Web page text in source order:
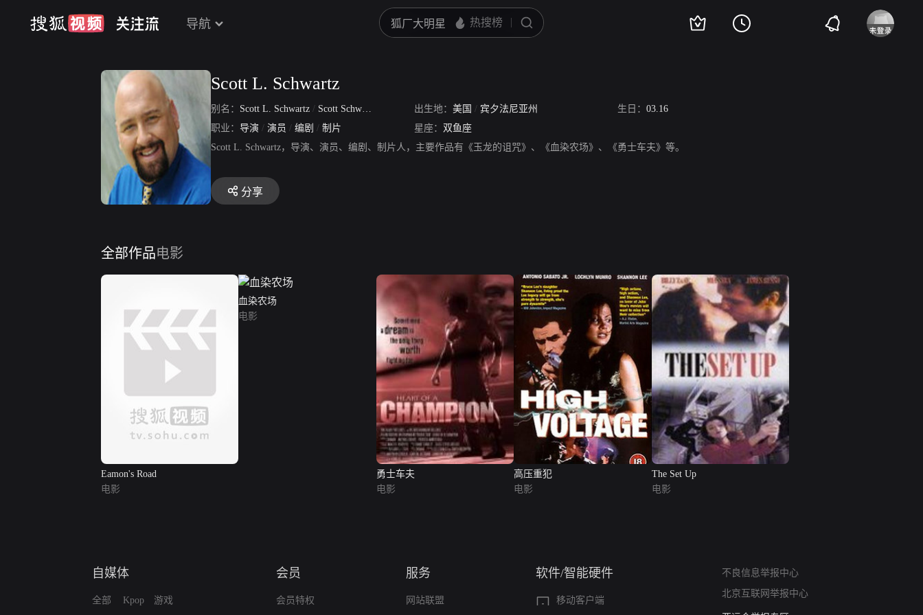
导航
Scott L. Schwartz
别名： Scott L. Schwartz / Scott Schwartz 出生地： 美国 / 宾夕法尼亚州 生日： 03.16
职业： 导演 / 演员 / 编剧 / 制片 星座： 双鱼座
Scott L. Schwartz，导演、演员、编剧、制片人，主要作品有《玉龙的诅咒》、《血染农场》、《勇士车夫》等。
分享
全部作品电影
Eamon's Road
电影
血染农场
电影
勇士车夫
电影
高压重犯
电影
The Set Up
电影
自媒体
全部 Kpop 游戏
会员
会员特权
服务
网站联盟
软件/智能硬件
移动客户端
不良信息举报中心
北京互联网举报中心
算法推荐专项举报